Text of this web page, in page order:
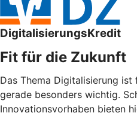
DigitalisierungsKredit
Fit für die Zukunft
Das Thema Digitalisierung ist
gerade besonders wichtig.
Innovationsvorhaben bieten